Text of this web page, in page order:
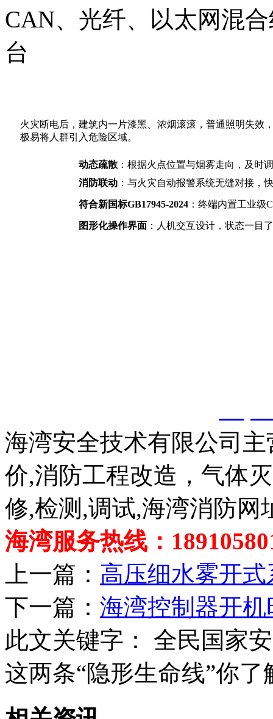
CAN、光纤、以太网混
台
火灾断电后，建筑内一片漆黑、浓烟滚滚，普通照明失效
极易将人群引入危险区域。
动态疏散 ：根据火点位置与烟雾走向，及时
消防联动 ：与火灾自动报警系统无缝对接，
符合新国标GB17945-2024 ：终端内置工业级
图形化操作界面 ：人机交互设计，状态一目
海湾安全技术有限公司
价,消防工程改造，气体
修,检测,调试,海湾消防网
海湾服务热线：
上一篇： 高压细水雾开
下一篇： 海湾控制器开
此文关键字：
全民国家
这两条“隐形生命线”你了